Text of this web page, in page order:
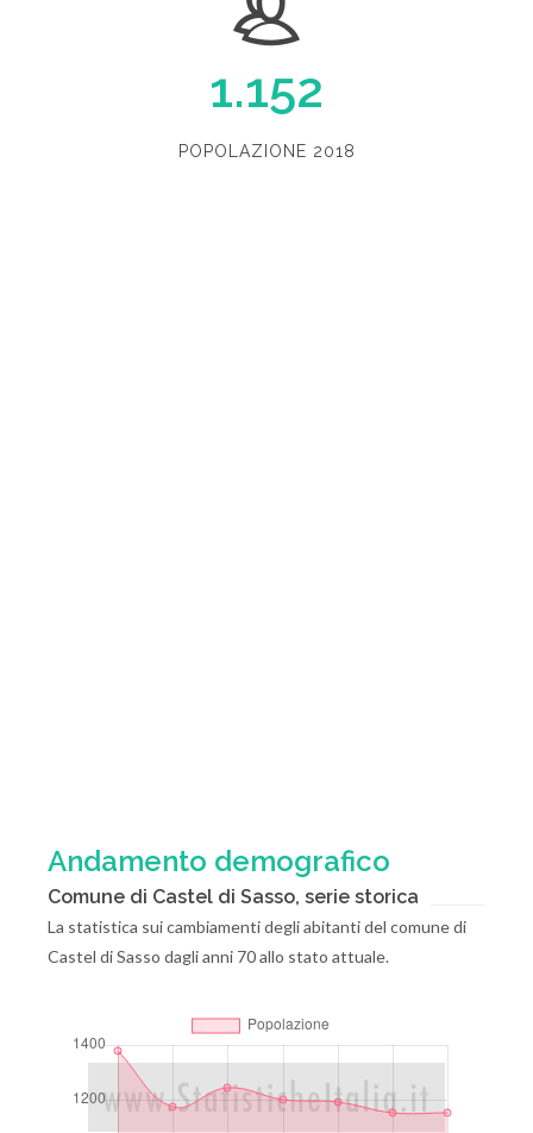
1.152
POPOLAZIONE 2018
Andamento demografico
Comune di Castel di Sasso, serie storica
La statistica sui cambiamenti degli abitanti del comune di
Castel di Sasso dagli anni 70 allo stato attuale.